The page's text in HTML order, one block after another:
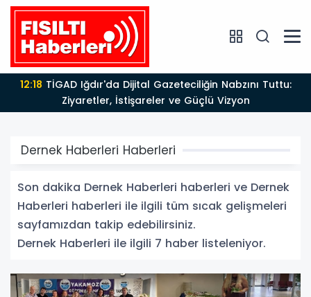
12:18
Ziyaretler, İstişareler ve Güçlü Vizyon
Dernek Haberleri Haberleri
Son dakika Dernek Haberleri haberleri ve Dernek
Haberleri haberleri ile ilgili tüm sıcak gelişmeleri
sayfamızdan takip edebilirsiniz.
Dernek Haberleri ile ilgili 7 haber listeleniyor.